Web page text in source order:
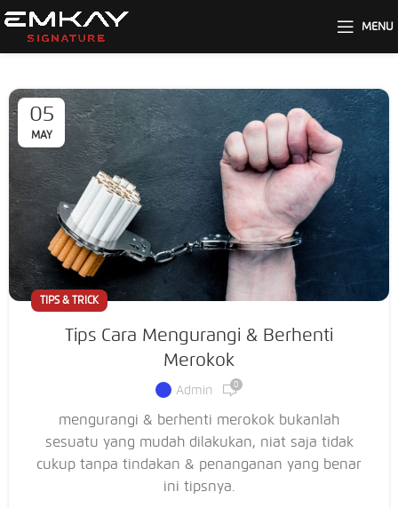
MENU
05
MAY
TIPS & TRICK
Tips Cara Mengurangi & Berhenti
Merokok
Admin 0
mengurangi & berhenti merokok bukanlah
sesuatu yang mudah dilakukan, niat saja tidak
cukup tanpa tindakan & penanganan yang benar
ini tipsnya.